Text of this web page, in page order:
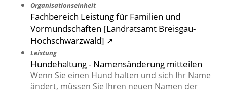
Organisationseinheit
Fachbereich Leistung für Familien und
Vormundschaften [Landratsamt Breisgau-
Hochschwarzwald] ➚
Leistung
Hundehaltung - Namensänderung mitteilen
Wenn Sie einen Hund halten und sich Ihr Name
ändert, müssen Sie Ihren neuen Namen der